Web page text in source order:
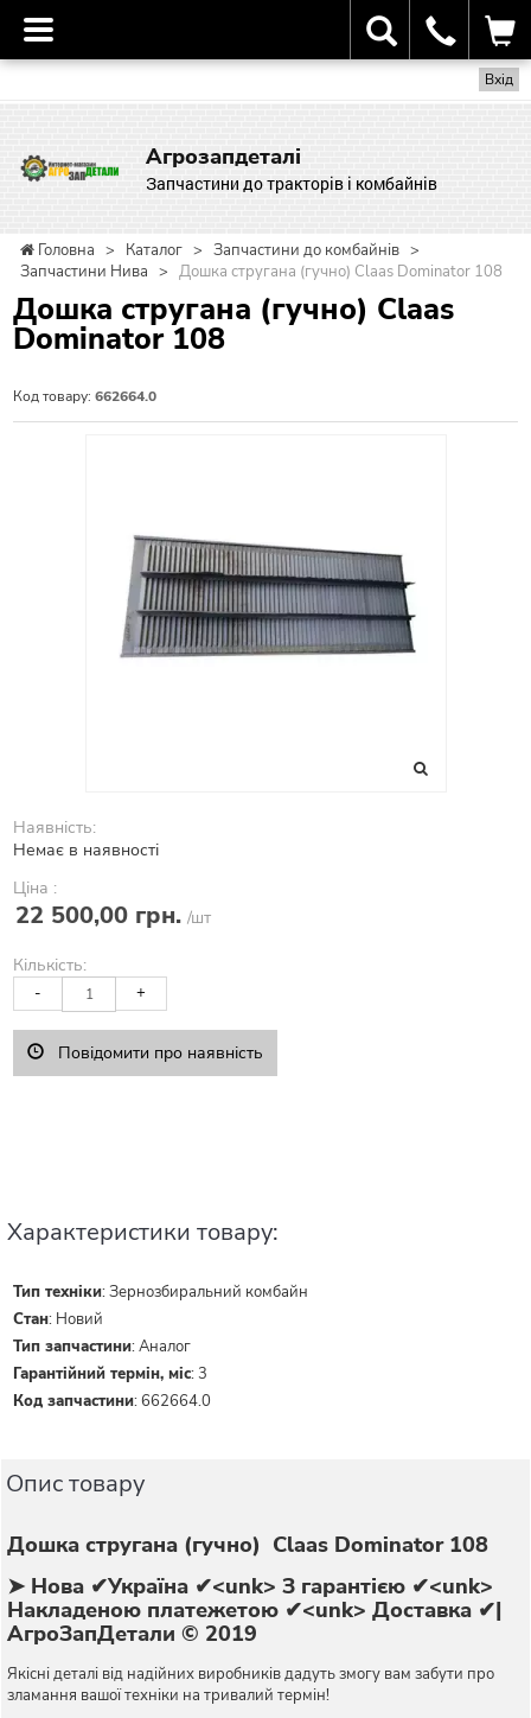
Вхід
Агрозапдеталі
Запчастини до тракторів і комбайнів
Головна > Каталог > Запчастини до комбайнів >
Запчастини Нива > Дошка стругана (гучно) Claas Dominator 108
Дошка стругана (гучно) Claas
Dominator 108
Код товару: 662664.0
Наявність:
Немає в наявності
Ціна :
22 500,00 грн. /шт
Кількість:
- +
Повідомити про наявність
Характеристики товару:
Тип техніки:Зернозбиральний комбайн
Стан: Новий
Тип запчастини:Аналог
Гарантійний термін, міс:3
Код запчастини:662664.0
Опис товару
Дошка стругана (гучно) Claas Dominator 108
➤ Нова ✔Україна ✔<unk> З гарантією ✔<unk>
Накладеною платежетою ✔<unk> Доставка ✔|
АгроЗапДетали © 2019
Якісні деталі від надійних виробників дадуть змогу вам забути про
зламання вашої техніки на тривалий термін!